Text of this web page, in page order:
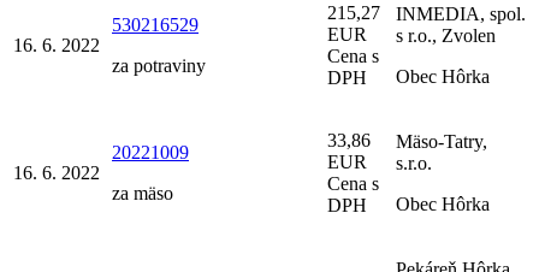
16. 6. 2022
530216529
za potraviny
215,27
EUR
Cena s
DPH
INMEDIA, spol.
s r.o., Zvolen
Obec Hôrka
16. 6. 2022
20221009
za mäso
33,86
EUR
Cena s
DPH
Mäso-Tatry,
s.r.o.
Obec Hôrka